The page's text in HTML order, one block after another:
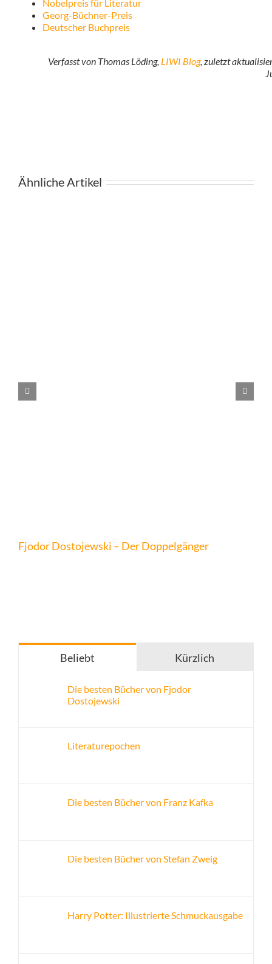
Nobelpreis für Literatur
Georg-Büchner-Preis
Deutscher Buchpreis
Verfasst von Thomas Löding, LIWI Blog, zuletzt
Ähnliche Artikel
Fjodor Dostojewski – Der Doppelgänger
Beliebt Kürzlich
Die besten Bücher von Fjodor
Dostojewski
Literaturepochen
Die besten Bücher von Franz Kafka
Die besten Bücher von Stefan Zweig
Harry Potter: Illustrierte Schmuckausgabe